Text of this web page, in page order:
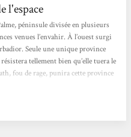
l'espace
péninsule divisée en plusieurs
venues l’envahir. À l’ouest surgi
Seule une unique province
tellement bien qu’elle tuera le
fou de rage, punira cette province
chanteur de talent. Mû par...